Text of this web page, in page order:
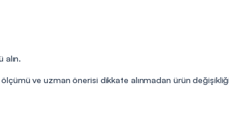
ve uzman önerisi dikkate alınmadan ürün değişikliği